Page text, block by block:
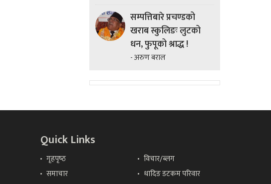
सम्पत्तिबारे प्रचण्डको
खराब स्कुलिङः लुटको
धन, फुपूको श्राद्ध !
- अरुण बराल
Quick Links
गृहपृष्‍ठ
समाचार
विचार/ब्लग
धादिङ डटकम परिवार